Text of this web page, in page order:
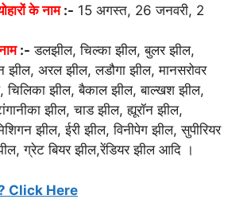
के नाम:- 15 अगस्त, 26 जनवरी, 2
:- डलझील, चिल्का झील, बुलर झील,
झील, अरल झील, लडौगा झील, मानसरोवर
झील, बैकाल झील, बाल्खश झील,
झील, चाड झील, ह्यूरॉन झील,
झील, ईरी झील, विनीपेग झील, सुपीरियर
ग्रेट बियर झील,रेंडियर झील आदि ।
Click Here